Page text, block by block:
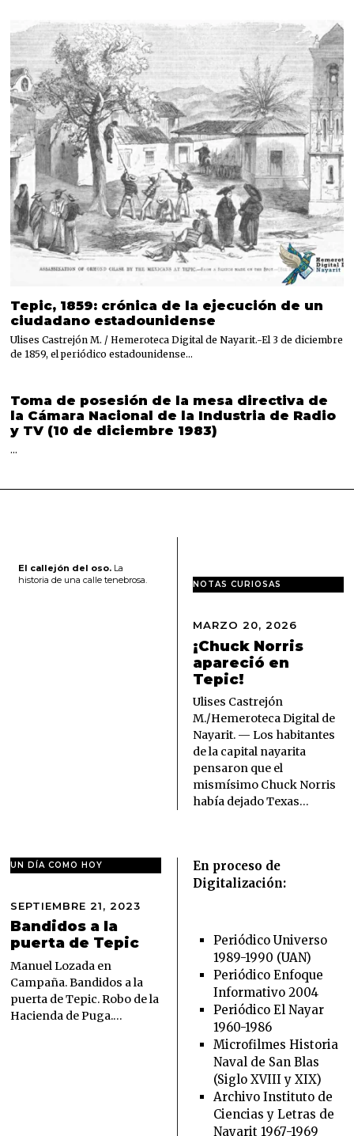
Tepic, 1859: crónica de la ejecución de un
ciudadano estadounidense
Ulises Castrejón M. / Hemeroteca Digital de Nayarit.-El 3 de diciembre
de 1859, el periódico estadounidense…
Toma de posesión de la mesa directiva de
la Cámara Nacional de la Industria de Radio
y TV (10 de diciembre 1983)
…
El callejón del oso.La
historia de una calle tenebrosa.
NOTAS CURIOSAS
MARZO 20, 2026
R
0
,
2
0
6
¡Chuck Norris
apareció en
Tepic!
Ulises Castrejón
M./Hemeroteca Digital de
Nayarit. — Los habitantes
de la capital nayarita
pensaron que el
mismísimo Chuck Norris
había dejado Texas…
UN DÍA COMO HOY
SEPTIEMBRE 21, 2023
M
B
Bandidos a la
puerta de Tepic
Manuel Lozada en
Campaña. Bandidos a la
puerta de Tepic. Robo de la
Hacienda de Puga.…
En proceso de
Digitalización:
Periódico Universo
1989-1990 (UAN)
Periódico Enfoque
Informativo 2004
Periódico El Nayar
1960-1986
Microfilmes Historia
Naval de San Blas
(Siglo XVIII y XIX)
Archivo Instituto de
Ciencias y Letras de
Nayarit 1967-1969